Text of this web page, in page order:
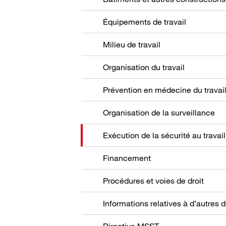
Équipements de travail
Milieu de travail
Organisation du travail
Prévention en médecine du travail
Organisation de la surveillance
Exécution de la sécurité au travail
Financement
Procédures et voies de droit